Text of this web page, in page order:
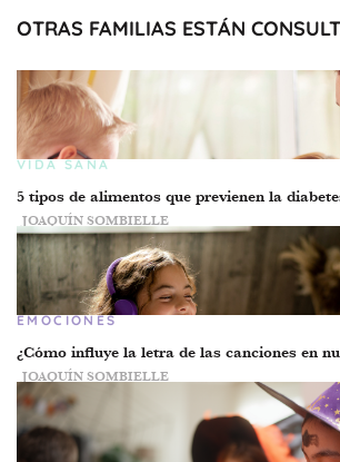
OTRAS FAMILIAS ESTÁN
VIDA SANA
5 tipos de alimentos que previenen la
JOAQUÍN SOMBIELLE
EMOCIONES
¿Cómo influye la letra de las canciones en
JOAQUÍN SOMBIELLE